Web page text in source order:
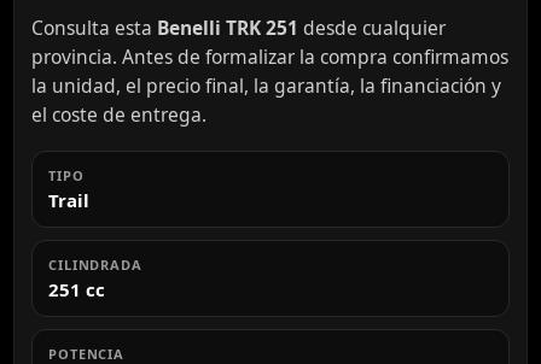
Consulta esta Benelli TRK 251 desde cualquier
provincia. Antes de formalizar la compra confirmamos
la unidad, el precio final, la garantía, la financiación y
el coste de entrega.
TIPO
Trail
CILINDRADA
251 cc
POTENCIA